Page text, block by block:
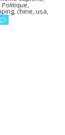
,Politique,
,chine,usa,